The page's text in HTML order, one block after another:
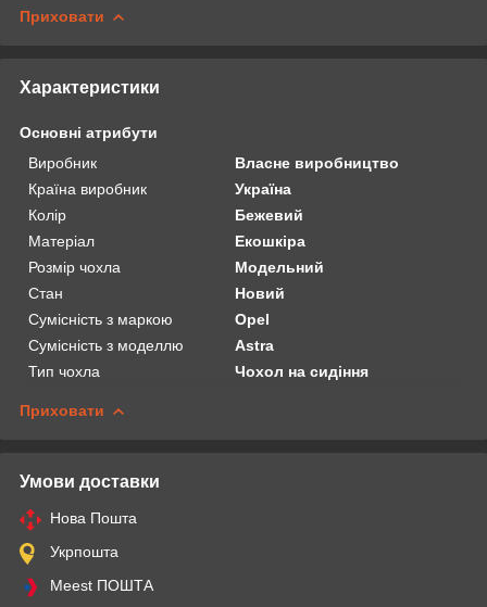
Приховати
Характеристики
Основні атрибути
Виробник
Власне виробництво
Країна виробник
Україна
Колір
Бежевий
Матеріал
Екошкіра
Розмір чохла
Модельний
Стан
Новий
Сумісність з маркою
Opel
Сумісність з моделлю
Astra
Тип чохла
Чохол на сидіння
Приховати
Умови доставки
Нова Пошта
Укрпошта
Meest ПОШТА